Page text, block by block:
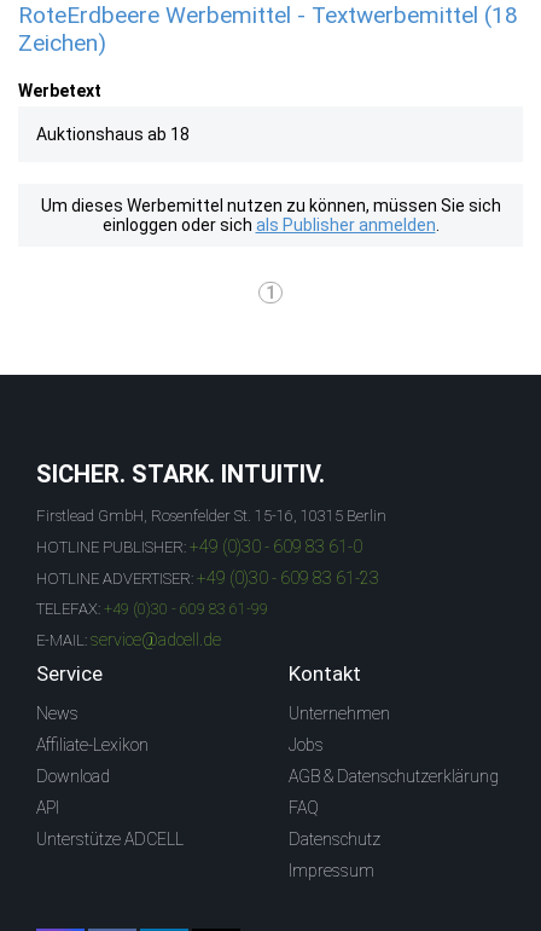
RoteErdbeere Werbemittel - Textwerbemittel (18
Zeichen)
Werbetext
Auktionshaus ab 18
Um dieses Werbemittel nutzen zu können, müssen Sie sich
einloggen oder sich als Publisher anmelden
1
SICHER. STARK. INTUITIV.
Firstlead GmbH, Rosenfelder St. 15-16, 10315 Berlin
HOTLINE PUBLISHER: +49 (0)30 - 609 83 61-0
HOTLINE ADVERTISER: +49 (0)30 - 609 83 61-23
TELEFAX: +49 (0)30 - 609 83 61-99
E-MAIL: service@adcell.de
Service
News
Affiliate-Lexikon
Download
API
Unterstütze ADCELL
Kontakt
Unternehmen
Jobs
AGB & Datenschutzerklärung
FAQ
Datenschutz
Impressum